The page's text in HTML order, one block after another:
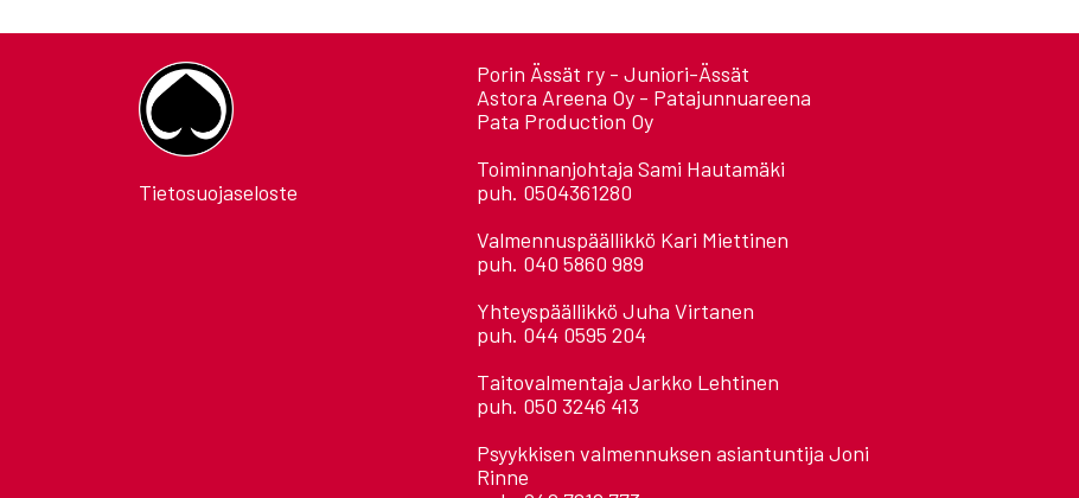
Tietosuojaseloste
Porin Ässät ry - Juniori-Ässät
Astora Areena Oy - Patajunnuareena
Pata Production Oy
Toiminnanjohtaja Sami Hautamäki
puh. 0504361280
Valmennuspäällikkö Kari Miettinen
puh. 040 5860 989
Yhteyspäällikkö Juha Virtanen
puh. 044 0595 204
Taitovalmentaja Jarkko Lehtinen
puh. 050 3246 413
Psyykkisen valmennuksen asiantuntija Joni
Rinne